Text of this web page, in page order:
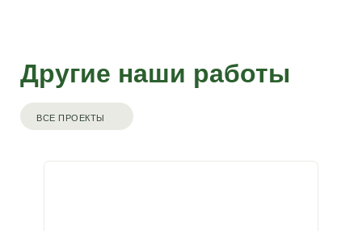
Другие наши работы
ВСЕ ПРОЕКТЫ